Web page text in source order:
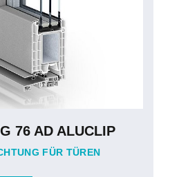
76 AD ALUCLIP
FÜR TÜREN